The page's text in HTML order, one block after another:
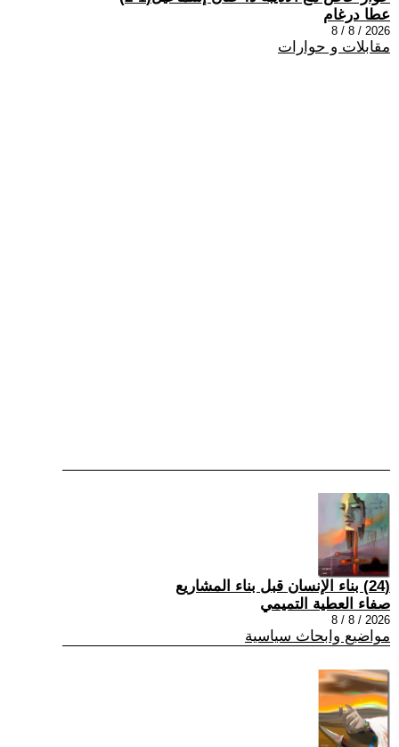
عطا درغام
2026 / 8 / 8
مقابلات و حوارات
(24) بناء الإنسان قبل بناء المشاريع
صفاء العطية التميمي
2026 / 8 / 8
مواضيع وابحاث سياسية